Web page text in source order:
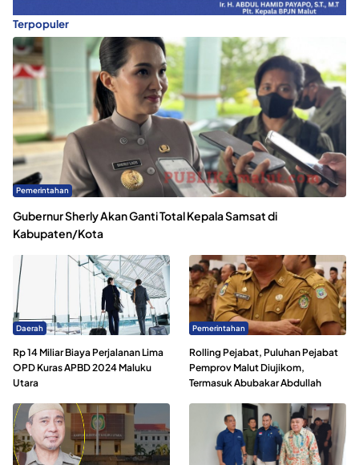
Terpopuler
Pemerintahan
Gubernur Sherly Akan Ganti Total Kepala Samsat di
Kabupaten/Kota
Daerah
Rp 14 Miliar Biaya Perjalanan Lima
OPD Kuras APBD 2024 Maluku
Utara
Pemerintahan
Rolling Pejabat, Puluhan Pejabat
Pemprov Malut Diujikom,
Termasuk Abubakar Abdullah